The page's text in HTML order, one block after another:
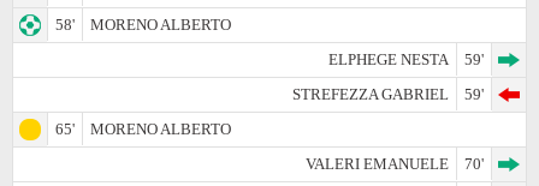
58'
MORENO ALBERTO
ELPHEGE NESTA
59'
STREFEZZA GABRIEL
59'
65'
MORENO ALBERTO
VALERI EMANUELE
70'